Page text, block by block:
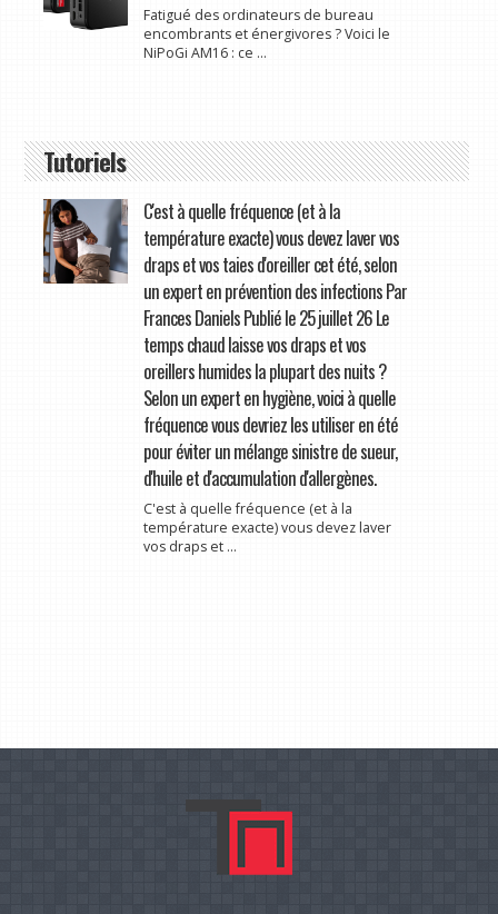
Fatigué des ordinateurs de bureau
encombrants et énergivores ? Voici le
NiPoGi AM16 : ce ...
Tutoriels
C'est à quelle fréquence (et à la
température exacte) vous devez laver vos
draps et vos taies d'oreiller cet été, selon
un expert en prévention des infections Par
Frances Daniels Publié le 25 juillet 26 Le
temps chaud laisse vos draps et vos
oreillers humides la plupart des nuits ?
Selon un expert en hygiène, voici à quelle
fréquence vous devriez les utiliser en été
pour éviter un mélange sinistre de sueur,
d'huile et d'accumulation d'allergènes.
C'est à quelle fréquence (et à la
température exacte) vous devez laver
vos draps et ...